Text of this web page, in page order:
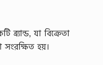
ব্র্যান্ড, যা বিক্রেতা
হয়।